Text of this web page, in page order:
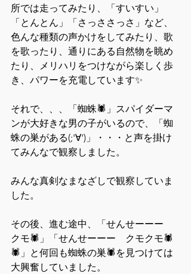
所では走ってみたり、「すいすい」
「とんとん」「さっささっさ」など、
色んな種類の声かけをしてみたり、歌
を歌ったり、通りにある自然物を眺め
たり、メリハリをつけながら楽しく歩
き、パワーを充電しています✨
それで、、、「蜘蛛🕷」スパイダーマ
ンが大好きな男の子がいるので、「蜘
蛛の巣がある(;'∀')」・・・と声を掛け
てみんなで観察しました。
みんな真剣なまなざしで観察していま
した。
その後、進む途中、「せんせーーー
クモ🕷」「せんせーーー　クモクモ🕷
🕷」と何回も蜘蛛の巣🕷を見つけては
大興奮していました。